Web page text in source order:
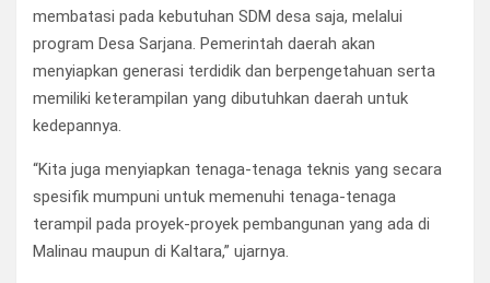
membatasi pada kebutuhan SDM desa saja, melalui
program Desa Sarjana. Pemerintah daerah akan
menyiapkan generasi terdidik dan berpengetahuan serta
memiliki keterampilan yang dibutuhkan daerah untuk
kedepannya.
“Kita juga menyiapkan tenaga-tenaga teknis yang secara
spesifik mumpuni untuk memenuhi tenaga-tenaga
terampil pada proyek-proyek pembangunan yang ada di
Malinau maupun di Kaltara,” ujarnya.